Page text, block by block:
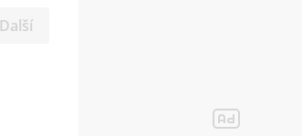
Další